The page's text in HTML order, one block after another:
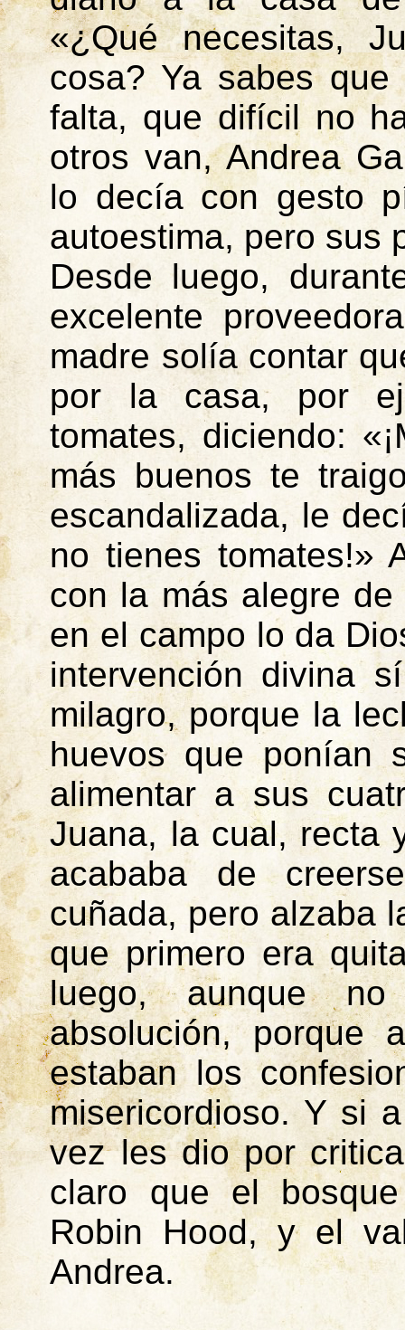
«¿Qué necesitas,
cosa? Ya sabes
falta, que difícil no
otros van, Andrea
lo decía con gesto
autoestima, pero sus
Desde luego,
excelente
madre solía contar
por la casa, por
tomates, diciendo: «¡
más buenos te
escandalizada, le
no tienes tomates!»
con la más alegre
en el campo lo da
intervención divina
milagro, porque la
huevos que ponían
alimentar a sus
Juana, la cual, recta
acababa de
cuñada, pero alzaba
que primero era
luego, aunque
absolución,
estaban los
misericordioso. Y si
vez les dio por
claro que el
Robin Hood, y el
Andrea.